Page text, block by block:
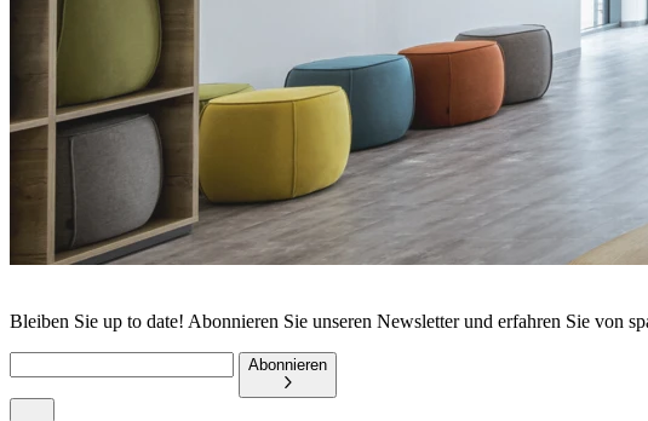
Bleiben Sie up to date! Abonnieren Sie unseren Newsletter und erfahren Sie von
Abonnieren